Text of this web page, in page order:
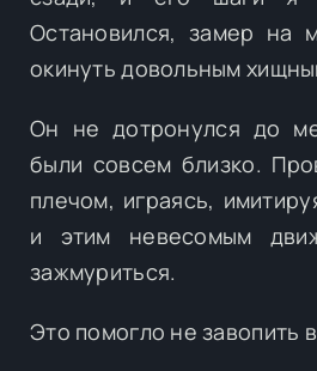
Остановился, замер на
окинуть довольным
Он не дотронулся до
были совсем близко.
плечом, играясь,
и этим невесомым
зажмуриться.
Это помогло не завопить